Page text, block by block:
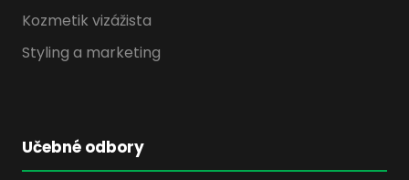
Kozmetik vizážista
Styling a marketing
Učebné odbory